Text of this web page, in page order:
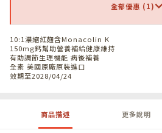
全部優惠 (1)
10:1濃縮紅麴含Monacolin K
150mg鈣幫助營養補給健康維持
有助調節生理機能 病後補養
全素 美國原廠原裝進口
效期至2028/04/24
商品描述 更多說明